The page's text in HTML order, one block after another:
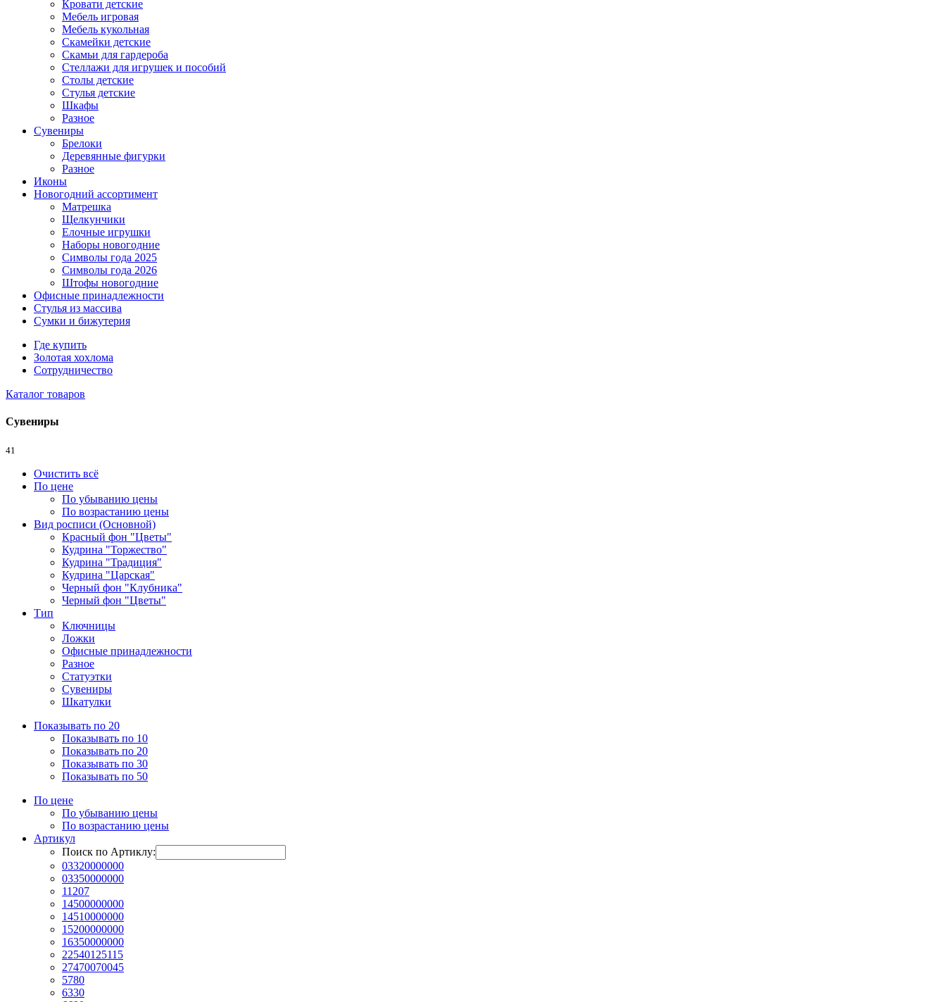
Кровати детские
Мебель игровая
Мебель кукольная
Скамейки детские
Скамьи для гардероба
Стеллажи для игрушек и пособий
Столы детские
Стулья детские
Шкафы
Разное
Сувениры
Брелоки
Деревянные фигурки
Разное
Иконы
Новогодний ассортимент
Матрешка
Щелкунчики
Елочные игрушки
Наборы новогодние
Символы года 2025
Символы года 2026
Штофы новогодние
Офисные принадлежности
Стулья из массива
Сумки и бижутерия
Где купить
Золотая хохлома
Сотрудничество
Каталог товаров
Сувениры
41
Очистить всё
По цене
По убыванию цены
По возрастанию цены
Вид росписи (Основной)
Красный фон "Цветы"
Кудрина "Торжество"
Кудрина "Традиция"
Кудрина "Царская"
Черный фон "Клубника"
Черный фон "Цветы"
Тип
Ключницы
Ложки
Офисные принадлежности
Разное
Статуэтки
Сувениры
Шкатулки
Показывать по 20
Показывать по 10
Показывать по 20
Показывать по 30
Показывать по 50
По цене
По убыванию цены
По возрастанию цены
Артикул
Поиск по Артиклу:
03320000000
03350000000
11207
14500000000
14510000000
15200000000
16350000000
22540125115
27470070045
5780
6330